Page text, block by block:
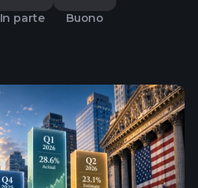
In parte Buono